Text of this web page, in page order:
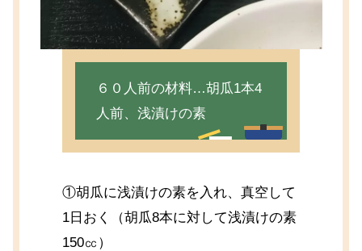
６０人前の材料…胡瓜1本4
人前、浅漬けの素
①胡瓜に浅漬けの素を入れ、真空して
1日おく（胡瓜8本に対して浅漬けの素
150㏄）